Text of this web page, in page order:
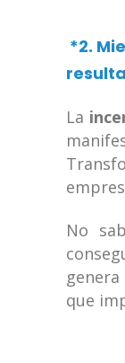
*2.
La
No
que